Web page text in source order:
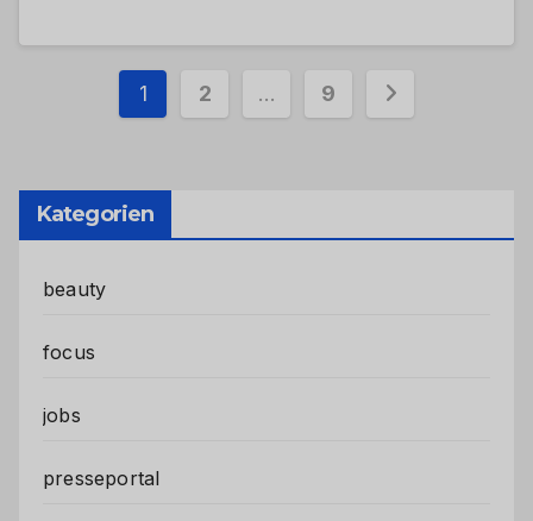
Seitennummerierung
Beiträge
1 2 … 9
Kategorien
beauty
focus
jobs
presseportal